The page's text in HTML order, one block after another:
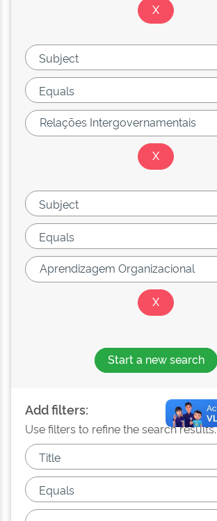
Start a new search
Add filters:
Use filters to refine the search results.